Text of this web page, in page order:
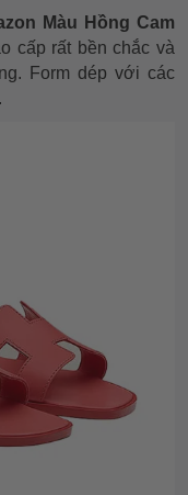
Màu Hồng Cam
cấp rất bền chắc và
Form dép với các